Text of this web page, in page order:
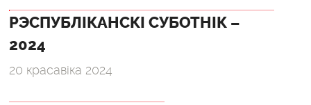
РЭСПУБЛІКАНСКІ СУБОТНІК –
2024
20 красавіка 2024